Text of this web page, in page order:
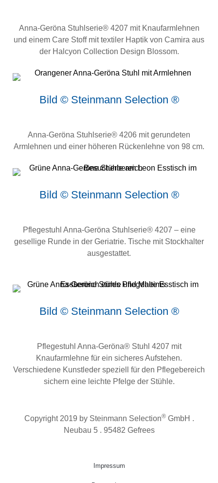
Anna-Geröna Stuhlserie® 4207 mit Knaufarmlehnen
und einem Care Stoff mit textiler Haptik von Camira aus
der Halcyon Collection Design Blossom.
Bild © Steinmann Selection ®
Anna-Geröna Stuhlserie® 4206 mit gerundeten
Armlehnen und einer höheren Rückenlehne von 98 cm.
Bild © Steinmann Selection ®
Pflegestuhl Anna-Geröna Stuhlserie® 4207 – eine
gesellige Runde in der Geriatrie. Tische mit Stockhalter
ausgestattet.
Bild © Steinmann Selection ®
Pflegestuhl Anna-Geröna® Stuhl 4207 mit
Knaufarmlehne für ein sicheres Aufstehen.
Verschiedene Kunstleder speziell für den Pflegebereich
sichern eine leichte Pfelge der Stühle.
Copyright 2019 by Steinmann Selection®GmbH .
Neubau 5 . 95482 Gefrees
Impressum